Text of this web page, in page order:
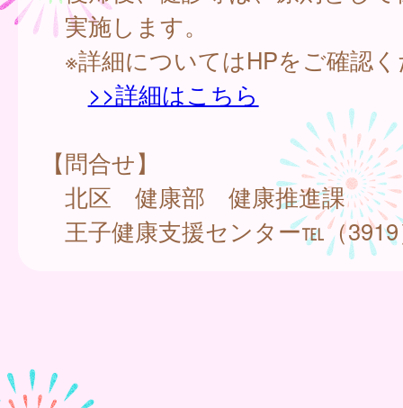
実施します。
※詳細についてはHPをご確認
>>詳細はこちら
【問合せ】
北区 健康部 健康推進課
王子健康支援センター℡（3919